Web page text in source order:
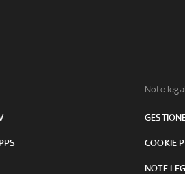
Note
COOKIE
NOTE